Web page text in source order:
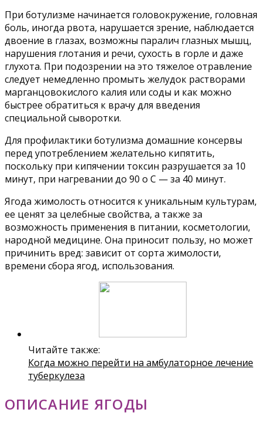
При ботулизме начинается головокружение, головная
боль, иногда рвота, нарушается зрение, наблюдается
двоение в глазах, возможны паралич глазных мышц,
нарушения глотания и речи, сухость в горле и даже
глухота. При подозрении на это тяжелое отравление
следует немедленно промыть желудок растворами
марганцовокислого калия или соды и как можно
быстрее обратиться к врачу для введения
специальной сыворотки.
Для профилактики ботулизма домашние консервы
перед употреблением желательно кипятить,
поскольку при кипячении токсин разрушается за 10
минут, при нагревании до 90 о С — за 40 минут.
Ягода жимолость относится к уникальным культурам,
ее ценят за целебные свойства, а также за
возможность применения в питании, косметологии,
народной медицине. Она приносит пользу, но может
причинить вред: зависит от сорта жимолости,
времени сбора ягод, использования.
Читайте также:
Когда можно перейти на амбулаторное лечение
туберкулеза
ОПИСАНИЕ ЯГОДЫ